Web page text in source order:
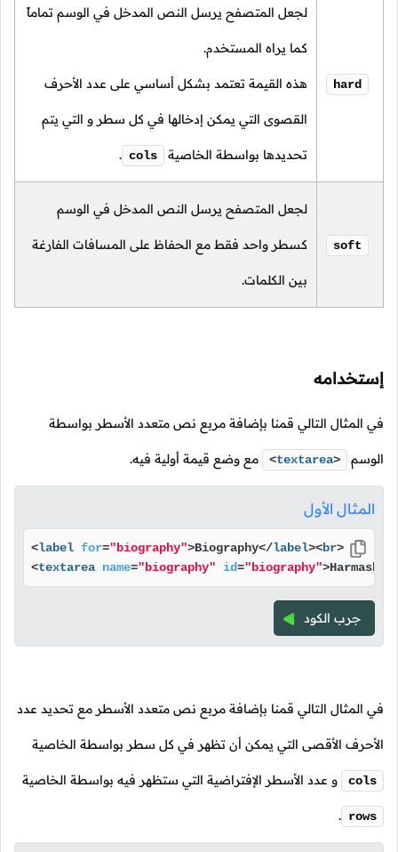
hard
لجعل المتصفح يرسل النص المدخل في الوسم تماماً
كما يراه المستخدم.
هذه القيمة تعتمد بشكل أساسي على عدد الأحرف
القصوى التي يمكن إدخالها في كل سطر و التي يتم
تحديدها بواسطة الخاصية cols
.
soft
لجعل المتصفح يرسل النص المدخل في الوسم
كسطر واحد فقط مع الحفاظ على المسافات الفارغة
بين الكلمات.
إستخدامه
في المثال التالي قمنا بإضافة مربع نص متعدد الأسطر بواسطة
الوسم <textarea> مع وضع قيمة أولية فيه.
المثال الأول
<label for="biography">Biography</label><br>
<textarea name="biography" id="biography">
جرب الكود
في المثال التالي قمنا بإضافة مربع نص متعدد الأسطر مع تحديد عدد
الأحرف الأقصى التي يمكن أن تظهر في كل سطر بواسطة الخاصية
cols و عدد الأسطر الإفتراضية التي ستظهر فيه بواسطة الخاصية
rows
.